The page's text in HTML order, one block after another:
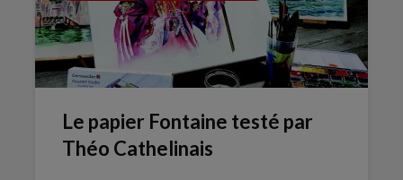
Le papier Fontaine testé par
Théo Cathelinais